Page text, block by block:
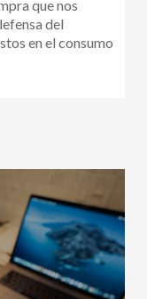
que nos
del
en el consumo